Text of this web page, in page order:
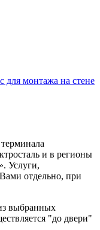
для монтажа на стене
и в регионы
Услуги,
отдельно, при
выбранных
"до двери"